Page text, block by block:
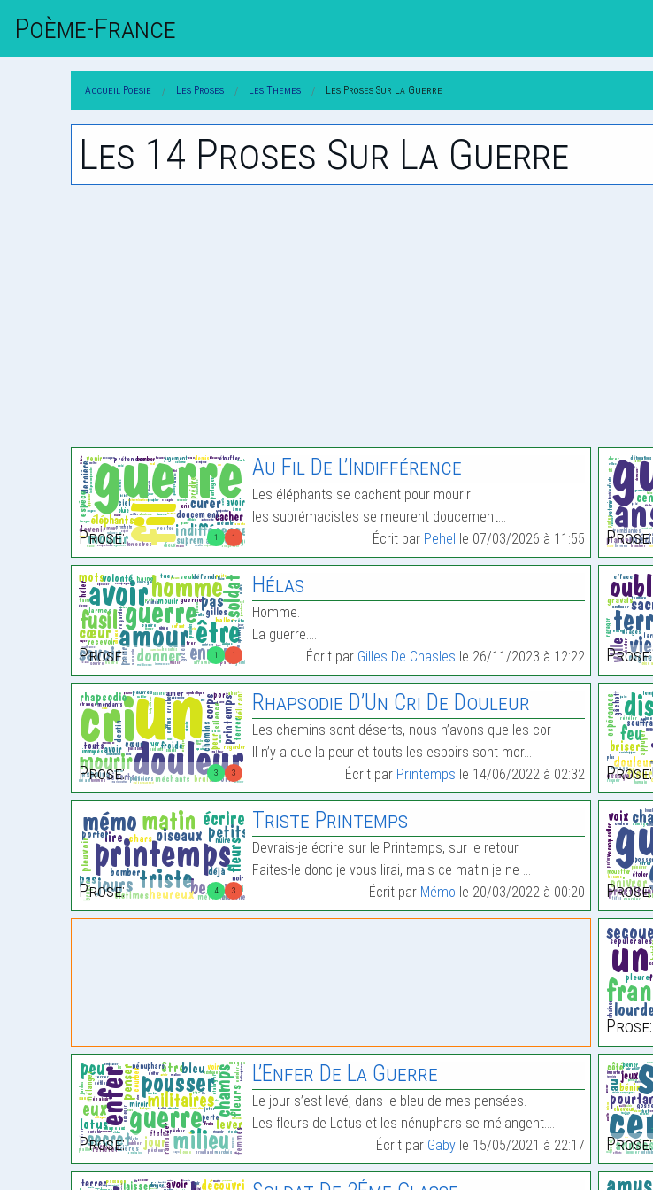
Poème-FrAnce
Accueil Poesie Les Proses Les Themes Les Proses Sur La Guerre
Les 14 Proses Sur La Guerre
1 1
Prose:
Au Fil De L’Indifférence
Les éléphants se cachent pour mourir
les suprémacistes se meurent doucement…
Écrit par Pehel le 07/03/2026 à 11:55 Prose:
1 1
Prose:
Hélas
Homme.
La guerre.…
Écrit par Gilles De Chasles le 26/11/2023 à 12:22 Prose:
3 3
Prose:
Rhapsodie D’Un Cri De Douleur
Les chemins sont déserts, nous n’avons que les cor
Il n’y a que la peur et touts les espoirs sont mor…
Écrit par Printemps le 14/06/2022 à 02:32 Prose:
4 3
Prose:
Triste Printemps
Devrais-je écrire sur le Printemps, sur le retour
Faites-le donc je vous lirai, mais ce matin je ne …
Écrit par Mémo le 20/03/2022 à 00:20 Prose:
Prose:
Prose:
L’Enfer De La Guerre
Le jour s’est levé, dans le bleu de mes pensées.
Les fleurs de Lotus et les nénuphars se mélangent.…
Écrit par Gaby le 15/05/2021 à 22:17 Prose: